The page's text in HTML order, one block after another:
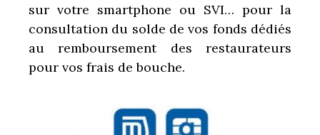
sur votre smartphone ou SVI… pour la
consultation du solde de vos fonds dédiés
au remboursement des restaurateurs
pour vos frais de bouche.